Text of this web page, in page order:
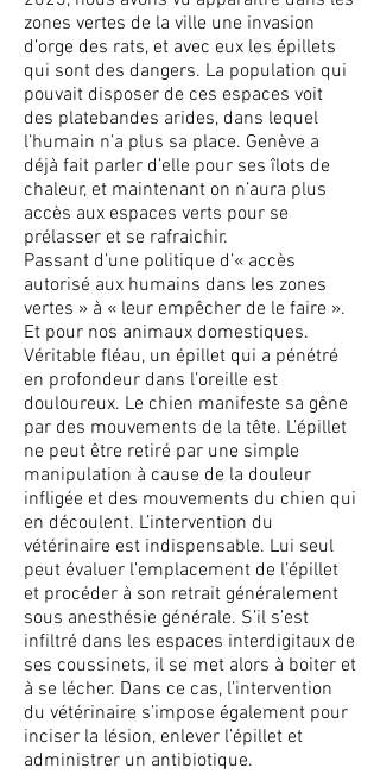
zones vertes de la ville une invasion
d’orge des rats, et avec eux les épillets
qui sont des dangers. La population qui
pouvait disposer de ces espaces voit
des platebandes arides, dans lequel
l’humain n’a plus sa place. Genève a
déjà fait parler d’elle pour ses îlots de
chaleur, et maintenant on n’aura plus
accès aux espaces verts pour se
prélasser et se rafraichir.
Passant d’une politique d’« accès
autorisé aux humains dans les zones
vertes » à « leur empêcher de le faire ».
Et pour nos animaux domestiques.
Véritable fléau, un épillet qui a pénétré
en profondeur dans l’oreille est
douloureux. Le chien manifeste sa gêne
par des mouvements de la tête. L’épillet
ne peut être retiré par une simple
manipulation à cause de la douleur
infligée et des mouvements du chien qui
en découlent. L’intervention du
vétérinaire est indispensable. Lui seul
peut évaluer l’emplacement de l’épillet
et procéder à son retrait généralement
sous anesthésie générale. S’il s’est
infiltré dans les espaces interdigitaux de
ses coussinets, il se met alors à boiter et
à se lécher. Dans ce cas, l’intervention
du vétérinaire s’impose également pour
inciser la lésion, enlever l’épillet et
administrer un antibiotique.